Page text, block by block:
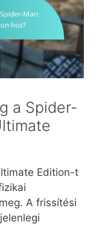
a Spider-
Edition-t
A frissítési